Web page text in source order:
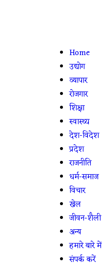
Home
उद्योग
व्यापार
रोजगार
शिक्षा
स्वास्थ्य
देश-विदेश
प्रदेश
राजनीति
धर्म-समाज
विचार
खेल
जीवन-शैली
अन्य
हमारे बारे में
संपर्क करें